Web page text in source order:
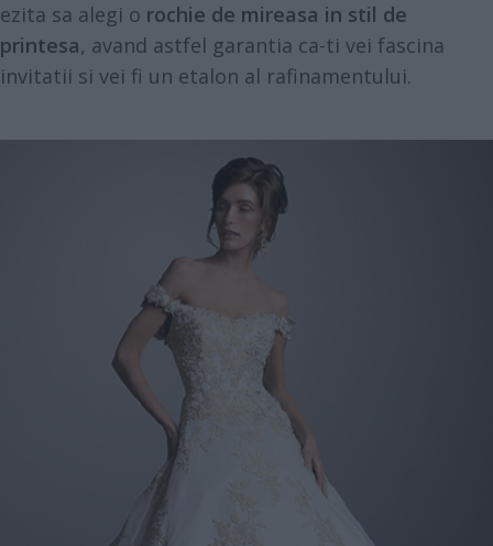
ezita sa alegi o rochie de mireasa in stil de
printesa, avand astfel garantia ca-ti vei fascina
invitatii si vei fi un etalon al rafinamentului.